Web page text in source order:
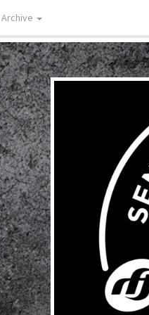
Archive